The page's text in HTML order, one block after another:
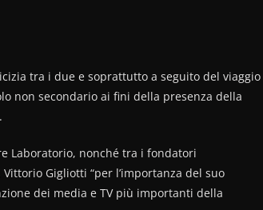
tra i due e soprattutto a seguito del viaggio
non secondario ai fini della presenza della
Laboratorio, nonché tra i fondatori
Gigliotti “per l’importanza del suo
dei media e TV più importanti della